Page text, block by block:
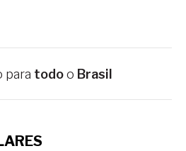
para todoo Brasil